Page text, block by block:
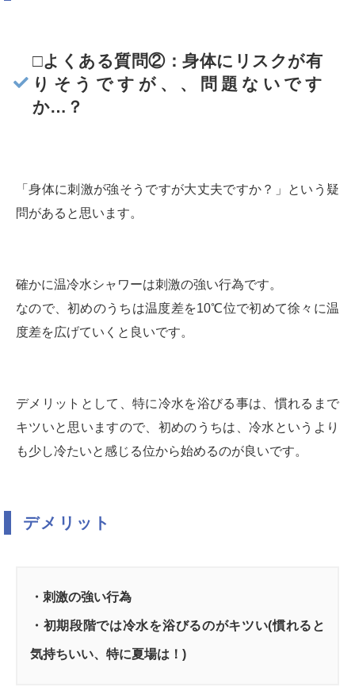
□よくある質問②：身体にリスクが有
りそうですが、、問題ないです
か…？
「身体に刺激が強そうですが大丈夫ですか？」という疑
問があると思います。
確かに温冷水シャワーは刺激の強い行為です。
なので、初めのうちは温度差を10℃位で初めて徐々に温
度差を広げていくと良いです。
デメリットとして、特に冷水を浴びる事は、慣れるまで
キツいと思いますので、初めのうちは、冷水というより
も少し冷たいと感じる位から始めるのが良いです。
デメリット
・刺激の強い行為
・初期段階では冷水を浴びるのがキツい(慣れると
気持ちいい、特に夏場は！)